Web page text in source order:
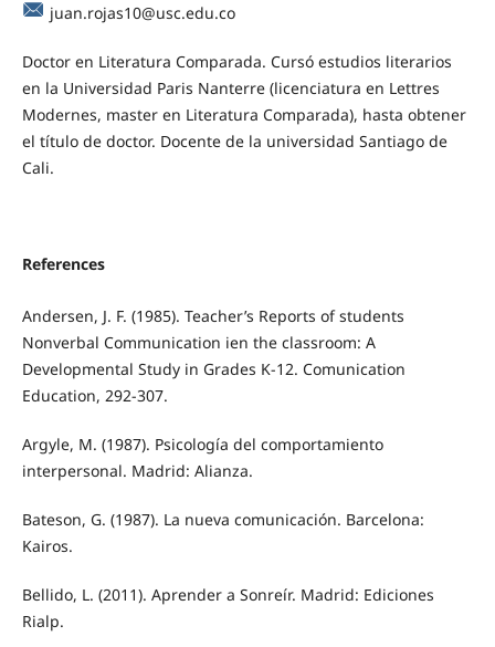
juan.rojas10@usc.edu.co
Doctor en Literatura Comparada. Cursó estudios literarios
en la Universidad Paris Nanterre (licenciatura en Lettres
Modernes, master en Literatura Comparada), hasta obtener
el título de doctor. Docente de la universidad Santiago de
Cali.
References
Andersen, J. F. (1985). Teacher’s Reports of students
Nonverbal Communication ien the classroom: A
Developmental Study in Grades K-12. Comunication
Education, 292-307.
Argyle, M. (1987). Psicología del comportamiento
interpersonal. Madrid: Alianza.
Bateson, G. (1987). La nueva comunicación. Barcelona:
Kairos.
Bellido, L. (2011). Aprender a Sonreír. Madrid: Ediciones
Rialp.